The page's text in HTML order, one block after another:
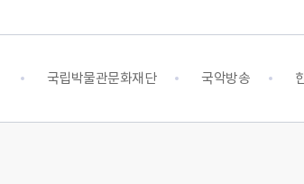
국립박물관문화재단 국악방송